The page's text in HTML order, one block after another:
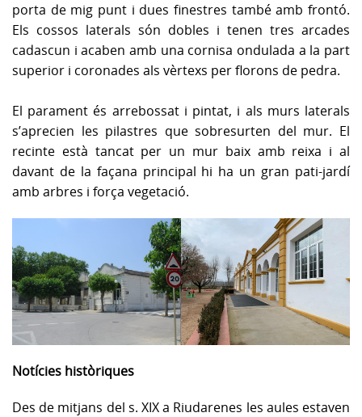
porta de mig punt i dues finestres també amb frontó.
Els cossos laterals són dobles i tenen tres arcades
cadascun i acaben amb una cornisa ondulada a la part
superior i coronades als vèrtexs per florons de pedra.
El parament és arrebossat i pintat, i als murs laterals
s’aprecien les pilastres que sobresurten del mur. El
recinte està tancat per un mur baix amb reixa i al
davant de la façana principal hi ha un gran pati-jardí
amb arbres i força vegetació.
Notícies històriques
Des de mitjans del s. XIX a Riudarenes les aules estaven